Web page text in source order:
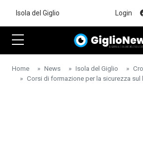
Isola del Giglio Login
Home News Isola del Giglio
Corsi di formazione per la sicurezza sul